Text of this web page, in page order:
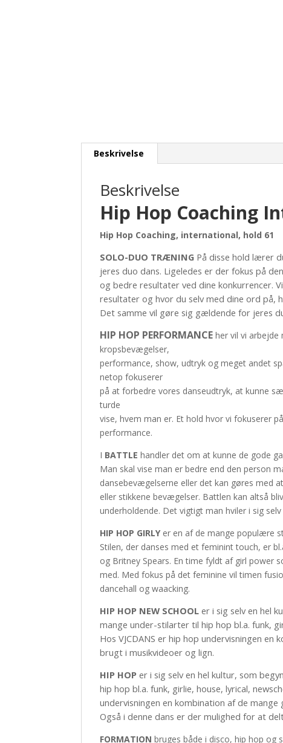
Beskrivelse
Beskrivelse
Hip Hop Coaching
Hip Hop Coaching, international, hold 61
SOLO-DUO TRÆNING På disse hold lærer
jeres duo dans. Ligeledes er der fokus på
og bedre resultater ved dine konkurrencer.
resultater og hvor du selv med dine ord på,
Det samme vil gøre sig gældende for jeres
HIP HOP PERFORMANCEher vil vi
kropsbevægelser,
performance, show, udtryk og meget andet
netop fokuserer
på at forbedre vores danseudtryk, at kunne
turde
vise, hvem man er. Et hold hvor vi fokuserer
performance.
I BATTLE handler det om at kunne de gode
Man skal vise man er bedre end den person
dansebevægelserne eller det kan gøres med
eller stikkene bevægelser. Battlen kan altså
underholdende. Det vigtigt man hviler i sig
HIP HOP GIRLY er en af de mange populære
Stilen, der danses med et feminint touch, er
og Britney Spears. En time fyldt af girl power
med. Med fokus på det feminine vil timen
dancehall og waacking.
HIP HOP NEW SCHOOL er i sig selv en hel
mange under-stilarter til hip hop bl.a. funk,
Hos VJCDANS er hip hop undervisningen
brugt i musikvideoer og lign.
HIP HOPer i sig selv en hel kultur, som
hip hop bl.a. funk, girlie, house, lyrical,
undervisningen en kombination af de
Også i denne dans er der mulighed for at
FORMATIONbruges både i disco, hip hop og